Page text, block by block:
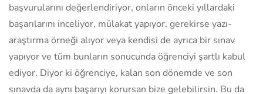
başvurularını değerlendiriyor, onların önceki yıllardaki
başarılarını inceliyor, mülakat yapıyor, gerekirse yazı-
araştırma örneği alıyor veya kendisi de ayrıca bir sınav
yapıyor ve tüm bunların sonucunda öğrenciyi şartlı kabul
ediyor. Diyor ki öğrenciye, kalan son dönemde ve son
sınavda da aynı başarıyı korursan bize gelebilirsin. Bu da